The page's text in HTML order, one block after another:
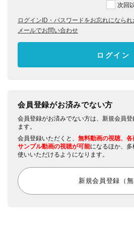
次回
ログインID・パスワードをお忘れになられ
メールでお問い合わせ
会員登録がお済みでない方
会員登録がお済みでない方は、新規会員
ます。
会員登録いただくと、 無料動画の視聴、
サンプル動画の視聴が可能になるほか、
使いいただけるようになります。